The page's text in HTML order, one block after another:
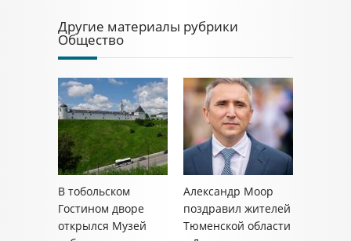
Другие материалы рубрики
Общество
В тобольском
Гостином дворе
открылся Музей
Александр Моор
поздравил жителей
Тюменской области